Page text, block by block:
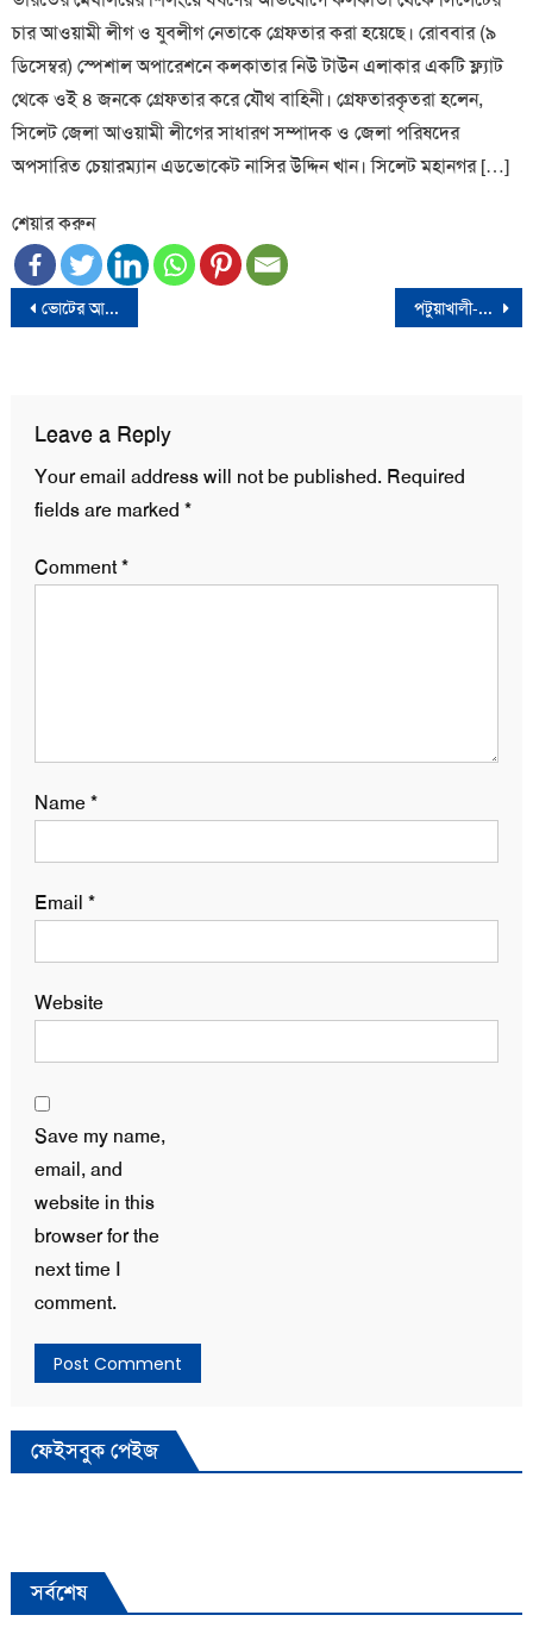
চার আওয়ামী লীগ ও যুবলীগ নেতাকে গ্রেফতার করা হয়েছে। রোববার (৯
ডিসেম্বর) স্পেশাল অপারেশনে কলকাতার নিউ টাউন এলাকার একটি ফ্ল্যাট
থেকে ওই ৪ জনকে গ্রেফতার করে যৌথ বাহিনী। গ্রেফতারকৃতরা হলেন,
সিলেট জেলা আওয়ামী লীগের সাধারণ সম্পাদক ও জেলা পরিষদের
অপসারিত চেয়ারম্যান এডভোকেট নাসির উদ্দিন খান। সিলেট মহানগর […]
শেয়ার করুন
Post
ভোটের আগেই ব্যালটে সিল, নরসিংদীর ১ কেন্দ্রে ভোট বাতিল পটুয়াখালী-১ : জাপার রুহুল আমিন বিজয়ী
Leave a Reply
Your email address will not be published. Required
fields are marked *
Comment*
Name*
Email *
Website
Save my name,
email, and
website in this
browser for the
next time I
comment.
ফেইসবুক পেইজ
সর্বশেষ